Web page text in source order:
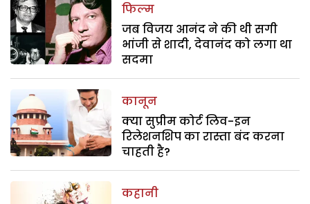
फिल्म
जब विजय आनंद ने की थी सगी
भांजी से शादी, देवानंद को लगा था
सदमा
कानून
क्या सुप्रीम कोर्ट लिव-इन
रिलेशनशिप का रास्ता बंद करना
चाहती है?
कहानी